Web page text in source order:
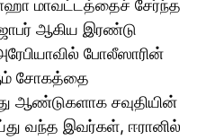
மாவட்டத்தைச் சேர்ந்த
ஜாபர் ஆகிய இரண்டு
போலீஸாரின்
சோகத்தை
ஆண்டுகளாக சவுதியின்
வந்த இவர்கள், ஈரானில்